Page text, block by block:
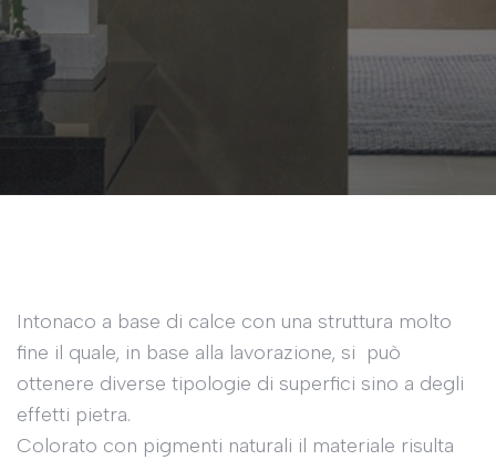
Intonaco a base di calce con una struttura molto
fine il quale, in base alla lavorazione, si può
ottenere diverse tipologie di superfici sino a degli
effetti pietra.
Colorato con pigmenti naturali il materiale risulta